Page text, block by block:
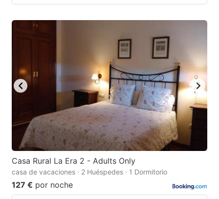
Casa Rural La Era 2 - Adults Only
casa de vacaciones · 2 Huéspedes · 1 Dormitorio
127 € por noche